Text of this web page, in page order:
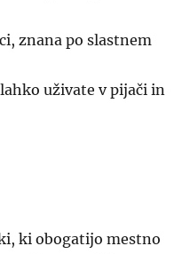
znana po slastnem
uživate v pijači in
ki obogatijo mestno